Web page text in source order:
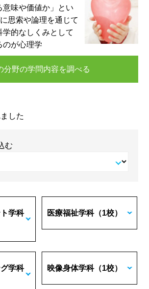
意味や価値か」とい
思索や論理を通じて
的なしくみとして
のが心理学
分野の学問内容を調べる
した
む
学科
医療福祉学科（1校）
学科
映像身体学科（1校）